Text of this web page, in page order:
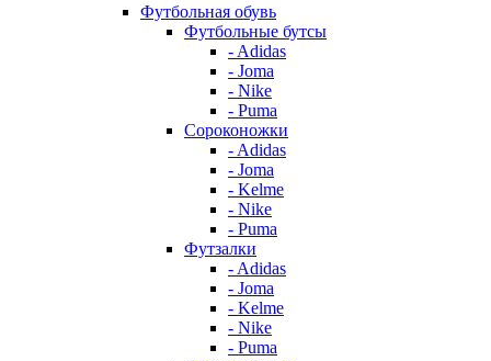
Футбольная обувь
Футбольные бутсы
- Adidas
- Joma
- Nike
- Puma
Сороконожки
- Adidas
- Joma
- Kelme
- Nike
- Puma
Футзалки
- Adidas
- Joma
- Kelme
- Nike
- Puma